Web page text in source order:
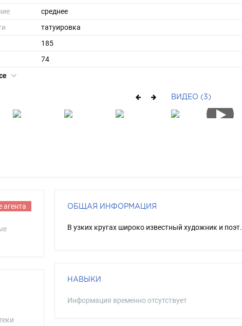
среднее
татуировка
185
74
ВИДЕО (3)
агента ОБЩАЯ ИНФОРМАЦИЯ
В узких кругах широко известный художник и поэт.
НАВЫКИ
Информация временно отсутствует